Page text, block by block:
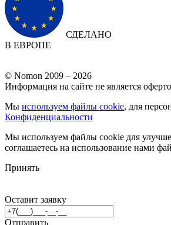
СДЕЛАНО
В ЕВРОПЕ
© Nomon 2009 – 2026
Информация на сайте не является
Мы используем файлы cookie, для
Конфиденциальности
Мы используем файлы cookie для
соглашаетесь на использование нами
Принять
Оставит заявку
Отправить